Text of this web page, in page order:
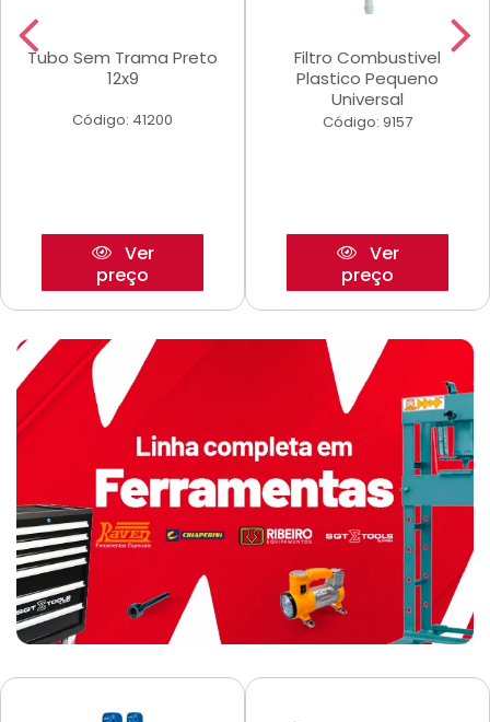
Tubo Sem Trama Preto
12x9
Código: 41200
Ver
preço
Filtro Combustivel
Plastico Pequeno
Universal
Código: 9157
Ver
preço